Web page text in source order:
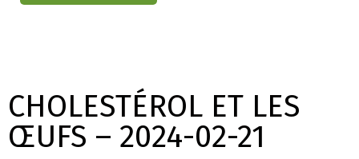
CHOLESTÉROL ET LES
ŒUFS – 2024-02-21